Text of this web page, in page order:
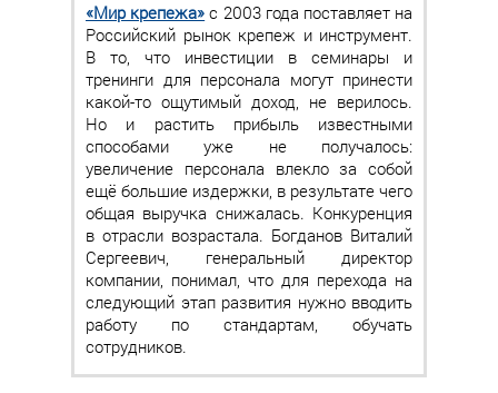
«Мир крепежа» с 2003 года поставляет на
Российский рынок крепеж и инструмент.
В то, что инвестиции в семинары и
тренинги для персонала могут принести
какой-то ощутимый доход, не верилось.
Но и растить прибыль известными
способами уже не получалось:
увеличение персонала влекло за собой
ещё большие издержки, в результате чего
общая выручка снижалась. Конкуренция
в отрасли возрастала. Богданов Виталий
Сергеевич, генеральный директор
компании, понимал, что для перехода на
следующий этап развития нужно вводить
работу по стандартам, обучать
сотрудников.